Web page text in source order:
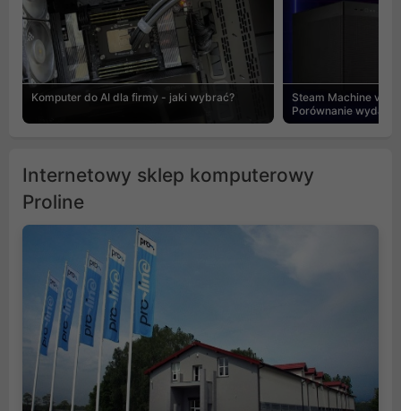
Komputer do AI dla firmy - jaki wybrać?
Steam Machine vs
Porównanie
Internetowy sklep komputerowy
Proline